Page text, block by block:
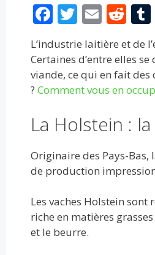
F
ac
e
b
o
o
k
T
w
itt
er
E
m
ai
l
R
d
di
t
L’industrie laitière et de
Certaines d’entre elles
viande, ce qui en fait des
? Comment vous en
La Holstein :
Originaire des Pays-Bas,
de production
Les vaches Holstein
riche en matières
et le beurre.